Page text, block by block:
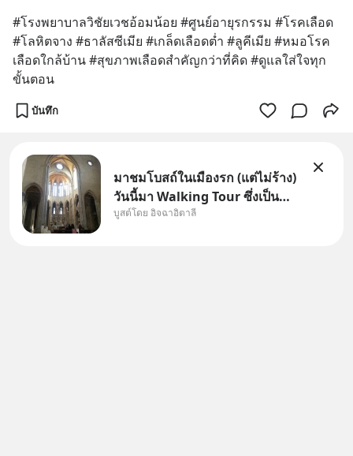
#โรงพยาบาลวิชัยเวชอ้อมน้อย #ศูนย์อายุรกรรม #โรคเลือด
#โลหิตจาง #ธาลัสซีเมีย #เกล็ดเลือดต่ำ #ลูคีเมีย #หมอโรค
เลือดใกล้บ้าน #สุขภาพเลือดสำคัญกว่าที่คิด #ดูแลใส่ใจทุก
ขั้นตอน
บันทึก
มาชมโบสถ์ในเมืองรก (แต่ไม่ร้าง)
วันนี้มา Walking Tour ซึ่งเป็น
กิจกรรมสุดแสนจะโปรดปรานของ
บูสต์โดย อิจฉาอิตาลี